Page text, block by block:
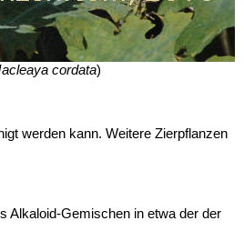
cordata)
werden kann. Weitere Zierpflanzen
Alkaloid-Gemischen in etwa der der